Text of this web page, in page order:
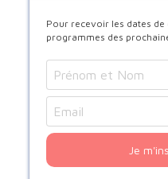
Pour recevoir les dates de
programmes des
Je